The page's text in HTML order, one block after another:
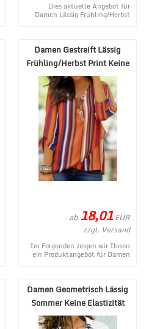
Dies aktuelle Angebot für
Damen Lässig Frühling/Herbst
Damen Gestreift Lässig
Frühling/Herbst Print Keine
Elastizität W ...
ab 18,01EUR
zzgl. Versand
Im Folgenden zeigen wir Ihnen
ein Produktangebot für Damen
Damen Geometrisch Lässig
Sommer Keine Elastizität
Weit Kurzarm R ...